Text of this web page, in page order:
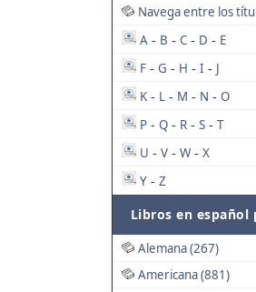
Navega entre los
A - B - C - D - E
F - G - H - I - J
K - L - M - N - O
P - Q - R - S - T
U - V - W - X
Y - Z
Libros en español
Alemana (267)
Americana (881)